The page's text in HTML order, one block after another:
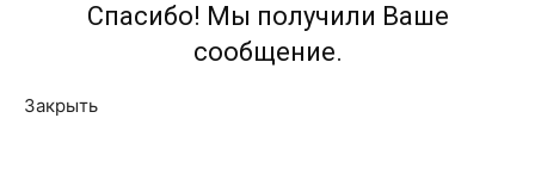
Спасибо! Мы получили Ваше
сообщение.
Закрыть